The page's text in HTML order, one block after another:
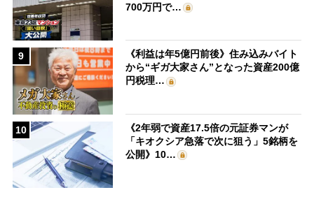
700万円で…
9
《利益は年5億円前後》住み込みバイト
から“ギガ大家さん”となった資産200億
円税理…
10
《2年弱で資産17.5倍の元証券マンが
「キオクシア急落で次に狙う」5銘柄を
公開》10…